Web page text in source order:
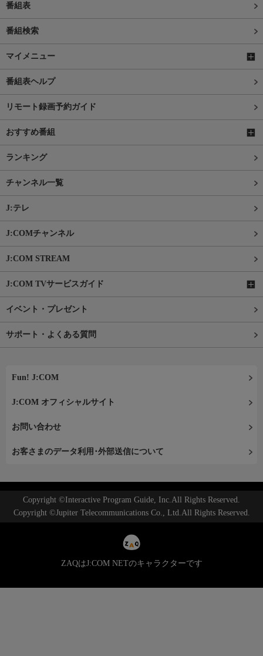
番組表
番組検索
マイメニュー
番組表ヘルプ
リモート録画予約ガイド
おすすめ番組
ランキング
チャンネル一覧
J:テレ
J:COMチャンネル
J:COM STREAM
J:COM TVサービスガイド
イベント・プレゼント
サポート・よくある質問
Fun! J:COM
J:COM オフィシャルサイト
お問い合わせ
お客さまのデータ利用･外部送信について
Copyright ©Interactive Program Guide, Inc.All Rights Reserved.
Copyright ©Jupiter Telecommunications Co., Ltd.All Rights Reserved.
ZAQはJ:COM NETのキャラクターです